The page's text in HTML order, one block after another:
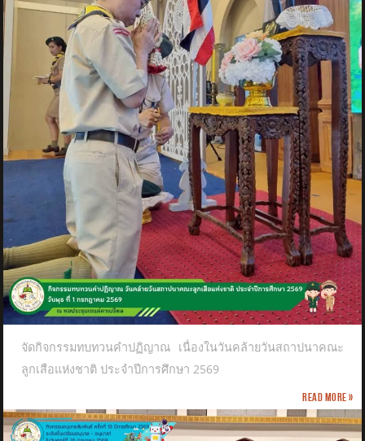
จัดกิจกรรมทบทวนคำปฏิญาณ เนื่องในวันคล้ายวันสถาปนาคณะ
ลูกเสือแห่งชาติ​ ประจำปีการศึกษา 2569
Read more »